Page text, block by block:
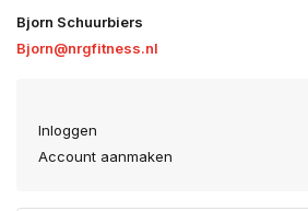
Bjorn Schuurbiers
Bjorn@nrgfitness.nl
Inloggen
Account aanmaken